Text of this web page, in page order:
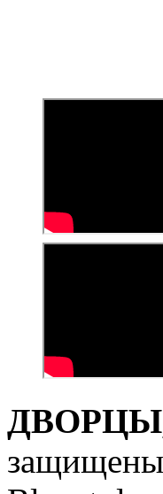
защищены